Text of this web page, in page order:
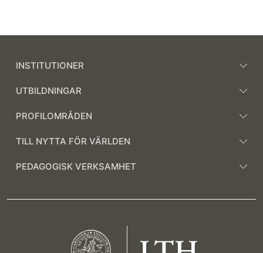
INSTITUTIONER
UTBILDNINGAR
PROFILOMRÅDEN
TILL NYTTA FÖR VÄRLDEN
PEDAGOGISK VERKSAMHET